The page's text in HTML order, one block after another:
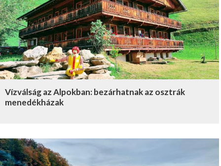
Vízválság az Alpokban: bezárhatnak az osztrák
menedékházak